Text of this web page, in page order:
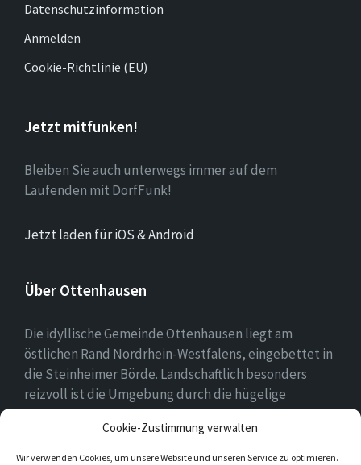
Cookie-Zustimmung verwalten
Wir verwenden Cookies, um unsere Website und unseren Service zu optimieren.
Datenschutzinformation
Anmelden
Cookie-Richtlinie (EU)
Jetzt mitfunken!
Bleiben Sie auch unterwegs immer auf dem
Laufenden mit DorfFunk!
Jetzt laden für iOS & Android
Über Ottenhausen
Die idyllische Gemeinde Ottenhausen liegt am
östlichen Rand Nordrhein-Westfalens, eingebettet in
die Steinheimer Börde. Landschaftlich besonders
reizvoll ist die Umgebung durch die hügelige
Landschaft des naheliegenden Eggegebirges als
Ausläufer des Teutoburger Waldes.